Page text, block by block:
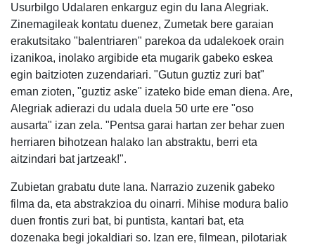
Usurbilgo Udalaren enkarguz egin du lana Alegriak.
Zinemagileak kontatu duenez, Zumetak bere garaian
erakutsitako "balentriaren" parekoa da udalekoek orain
izanikoa, inolako argibide eta mugarik gabeko eskea
egin baitzioten zuzendariari. "Gutun guztiz zuri bat"
eman zioten, "guztiz aske" izateko bide eman diena. Are,
Alegriak adierazi du udala duela 50 urte ere "oso
ausarta" izan zela. "Pentsa garai hartan zer behar zuen
herriaren bihotzean halako lan abstraktu, berri eta
aitzindari bat jartzeak!".
Zubietan grabatu dute lana. Narrazio zuzenik gabeko
filma da, eta abstrakzioa du oinarri. Mihise modura balio
duen frontis zuri bat, bi puntista, kantari bat, eta
dozenaka begi jokaldiari so. Izan ere, filmean, pilotariak